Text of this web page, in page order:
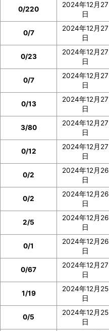
0/220
2024年12月27
日
0/7
2024年12月27
日
0/23
2024年12月27
日
0/7
2024年12月27
日
0/13
2024年12月27
日
3/80
2024年12月27
日
0/12
2024年12月27
日
0/2
2024年12月26
日
0/2
2024年12月26
日
2/5
2024年12月26
日
0/1
2024年12月26
日
0/67
2024年12月27
日
1/19
2024年12月25
日
0/5
2024年12月25
日